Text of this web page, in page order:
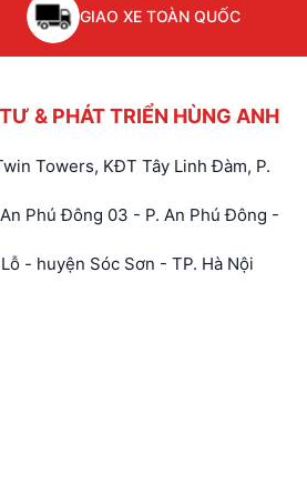
GIAO XE TOÀN QUỐC
& PHÁT TRIỂN HÙNG ANH
Towers, KĐT Tây Linh Đàm, P.
Phú Đông 03 - P. An Phú Đông -
- huyện Sóc Sơn - TP. Hà Nội